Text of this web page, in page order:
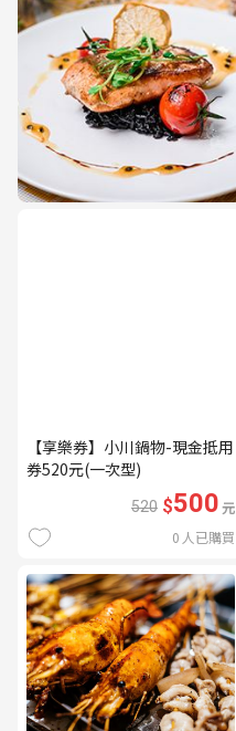
【享樂券】小川鍋物-現金抵用
券520元(一次型)
520 $500元
0 人已購買